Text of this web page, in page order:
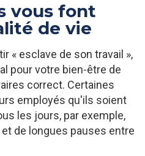
vous font
de vie
« esclave de son travail »,
pour votre bien-être de
correct. Certaines
employés qu'ils soient
les jours, par exemple,
de longues pauses entre